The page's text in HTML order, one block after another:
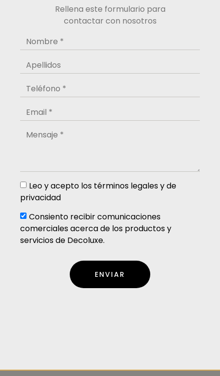
Rellena este formulario para
contactar con nosotros
Leo y acepto los términos legales y de
privacidad
Consiento recibir comunicaciones
comerciales acerca de los productos y
servicios de Decoluxe.
ENVIAR